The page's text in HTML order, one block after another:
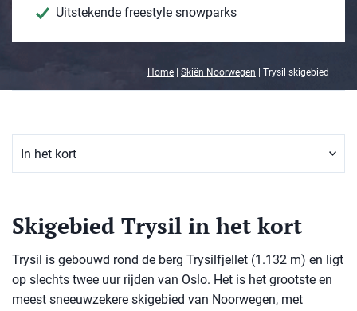
Uitstekende freestyle snowparks
Home Skiën Noorwegen Trysil skigebied
Skigebied Trysil in het kort
Trysil is gebouwd rond de berg Trysilfjellet (1.132 m) en ligt
op slechts twee uur rijden van Oslo. Het is het grootste en
meest sneeuwzekere skigebied van Noorwegen, met